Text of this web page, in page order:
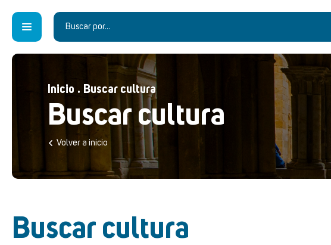
Inicio . Buscar cultura
Buscar cultura
Volver a inicio
Buscar cultura